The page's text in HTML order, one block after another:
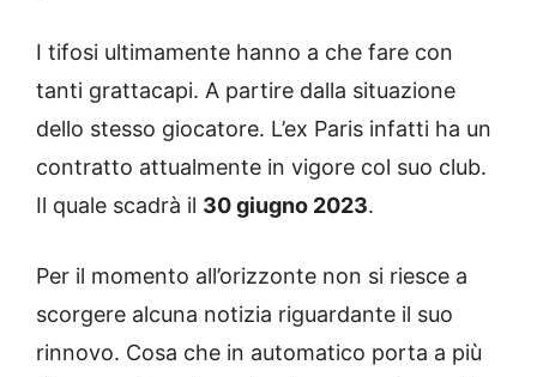
I tifosi ultimamente hanno a che fare con
tanti grattacapi. A partire dalla situazione
dello stesso giocatore. L’ex Paris infatti ha un
contratto attualmente in vigore col suo club.
Il quale scadrà il 30 giugno 2023.
Per il momento all’orizzonte non si riesce a
scorgere alcuna notizia riguardante il suo
rinnovo. Cosa che in automatico porta a più